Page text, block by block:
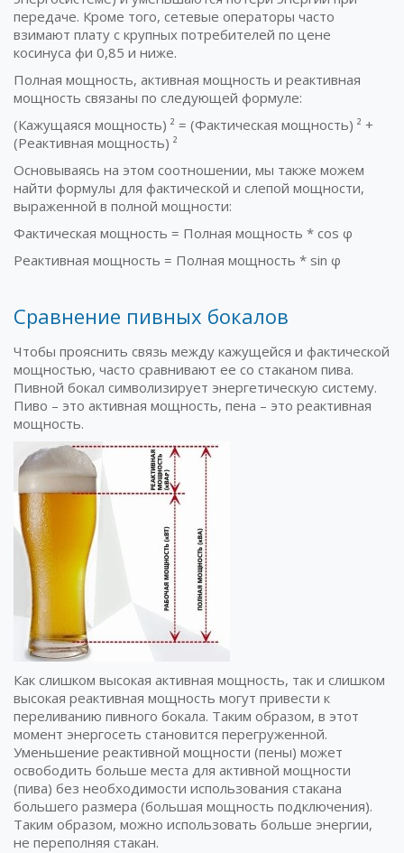
передаче. Кроме того, сетевые операторы часто
взимают плату с крупных потребителей по цене
косинуса фи 0,85 и ниже.
Полная мощность, активная мощность и реактивная
мощность связаны по следующей формуле:
(Кажущаяся мощность) ² = (Фактическая мощность) ² +
(Реактивная мощность) ²
Основываясь на этом соотношении, мы также можем
найти формулы для фактической и слепой мощности,
выраженной в полной мощности:
Фактическая мощность = Полная мощность * cos φ
Реактивная мощность = Полная мощность * sin φ
Сравнение пивных бокалов
Чтобы прояснить связь между кажущейся и фактической
мощностью, часто сравнивают ее со стаканом пива.
Пивной бокал символизирует энергетическую систему.
Пиво – это активная мощность, пена – это реактивная
мощность.
Как слишком высокая активная мощность, так и слишком
высокая реактивная мощность могут привести к
переливанию пивного бокала. Таким образом, в этот
момент энергосеть становится перегруженной.
Уменьшение реактивной мощности (пены) может
освободить больше места для активной мощности
(пива) без необходимости использования стакана
большего размера (большая мощность подключения).
Таким образом, можно использовать больше энергии,
не переполняя стакан.